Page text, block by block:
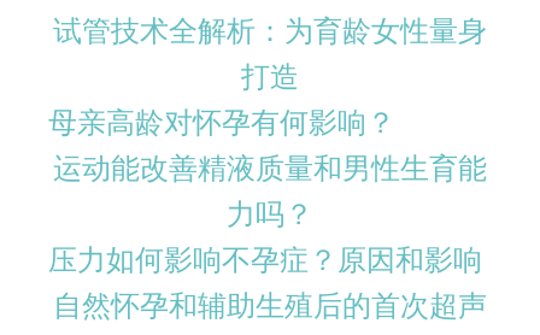
试管技术全解析：为育龄女性量身
打造
母亲高龄对怀孕有何影响？
运动能改善精液质量和男性生育能
力吗？
压力如何影响不孕症？原因和影响
自然怀孕和辅助生殖后的首次超声